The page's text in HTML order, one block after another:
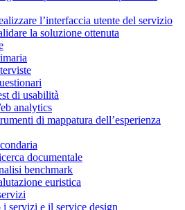
l’interfaccia utente del servizio
la soluzione ottenuta
di usabilità
analytics
di mappatura dell’esperienza
documentale
benchmark
euristica
i servizi e il service design